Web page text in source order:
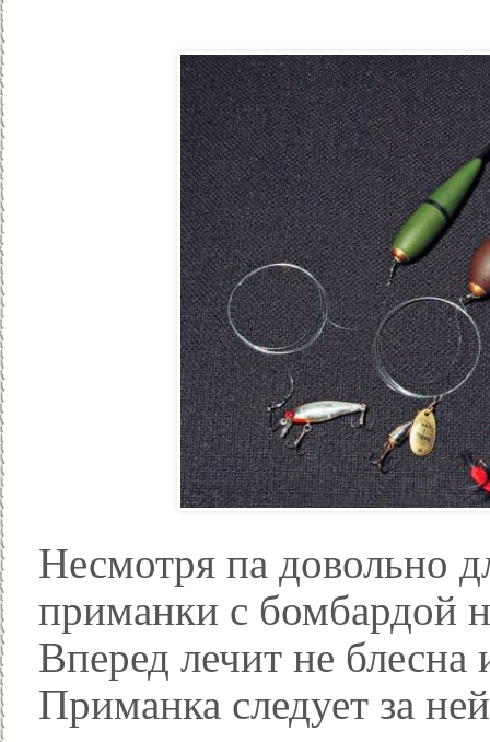
Несмотря па довольно
приманки с бомбардой
Вперед лечит не
Приманка следует за